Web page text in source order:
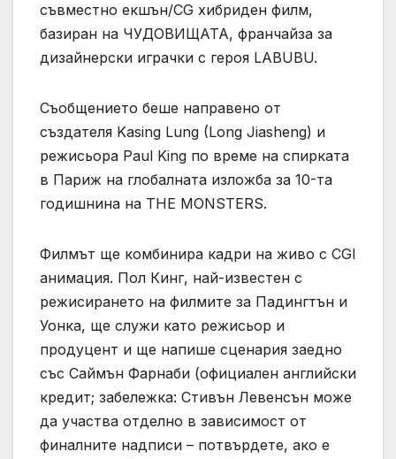
съвместно екшън/CG хибриден филм,
базиран на ЧУДОВИЩАТА, франчайза за
дизайнерски играчки с героя LABUBU.
Съобщението беше направено от
създателя Kasing Lung (Long Jiasheng) и
режисьора Paul King по време на спирката
в Париж на глобалната изложба за 10-та
годишнина на THE MONSTERS.
Филмът ще комбинира кадри на живо с CGI
анимация. Пол Кинг, най-известен с
режисирането на филмите за Падингтън и
Уонка, ще служи като режисьор и
продуцент и ще напише сценария заедно
със Саймън Фарнаби (официален английски
кредит; забележка: Стивън Левенсън може
да участва отделно в зависимост от
финалните надписи – потвърдете, ако е